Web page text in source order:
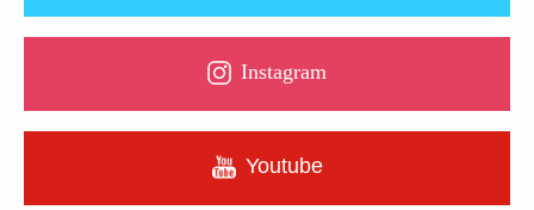
Instagram
Youtube